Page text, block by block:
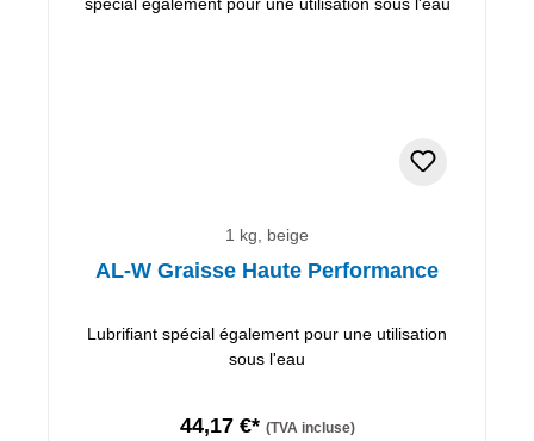
1 kg, beige
AL-W Graisse Haute Performance
Lubrifiant spécial également pour une utilisation
sous l'eau
44,17 €* (TVA incluse)